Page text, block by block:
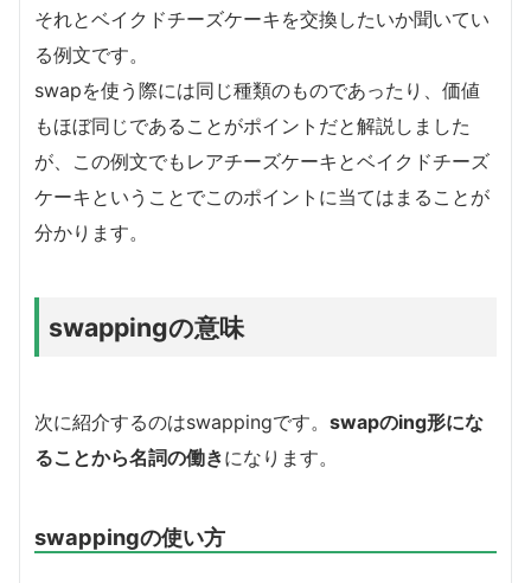
それとベイクドチーズケーキを交換したいか聞いてい
る例文です。
swapを使う際には同じ種類のものであったり、価値
もほぼ同じであることがポイントだと解説しました
が、この例文でもレアチーズケーキとベイクドチーズ
ケーキということでこのポイントに当てはまることが
分かります。
swappingの意味
次に紹介するのはswappingです。 swapのing形にな
ることから名詞の働きになります。
swappingの使い方